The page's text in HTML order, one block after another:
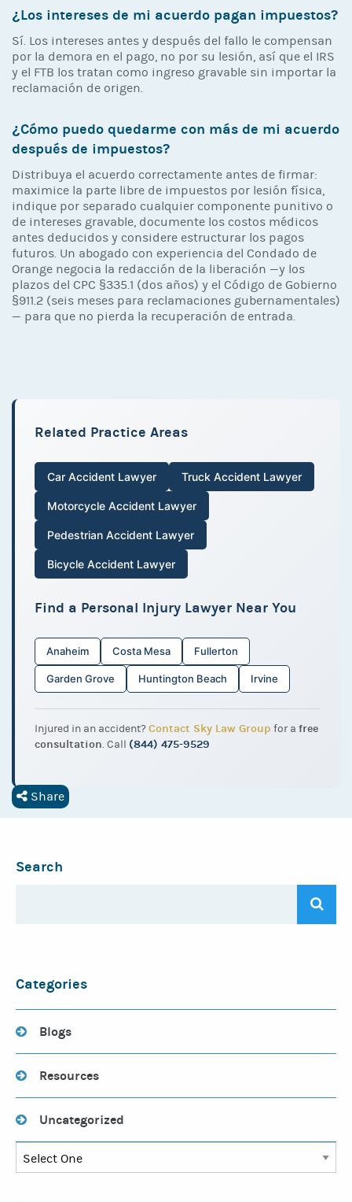
¿Los intereses de mi acuerdo pagan impuestos?
Sí. Los intereses antes y después del fallo le compensan
por la demora en el pago, no por su lesión, así que el IRS
y el FTB los tratan como ingreso gravable sin importar la
reclamación de origen.
¿Cómo puedo quedarme con más de mi acuerdo
después de impuestos?
Distribuya el acuerdo correctamente antes de firmar:
maximice la parte libre de impuestos por lesión física,
indique por separado cualquier componente punitivo o
de intereses gravable, documente los costos médicos
antes deducidos y considere estructurar los pagos
futuros. Un abogado con experiencia del Condado de
Orange negocia la redacción de la liberación —y los
plazos del CPC §335.1 (dos años) y el Código de Gobierno
§911.2 (seis meses para reclamaciones gubernamentales)
— para que no pierda la recuperación de entrada.
Related Practice Areas
Car Accident Lawyer Truck Accident Lawyer
Motorcycle Accident Lawyer
Pedestrian Accident Lawyer
Bicycle Accident Lawyer
Find a Personal Injury Lawyer Near You
Anaheim Costa Mesa Fullerton
Garden Grove Huntington Beach Irvine
Injured in an accident?Contact Sky Law Group for a free
consultation. Call (844) 475-9529
Share
Search
Categories
Blogs
Resources
Uncategorized